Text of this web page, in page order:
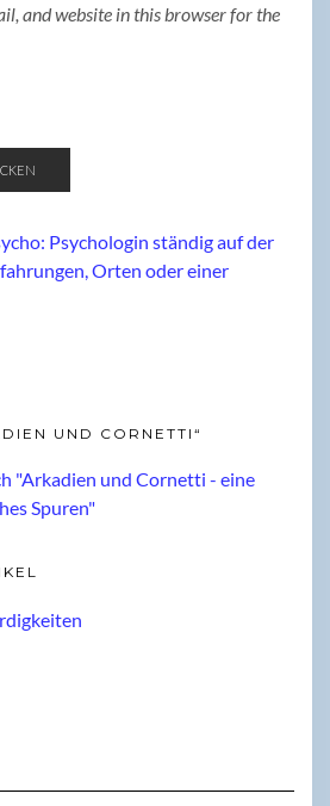
and website in this browser for the
UND CORNETTI“